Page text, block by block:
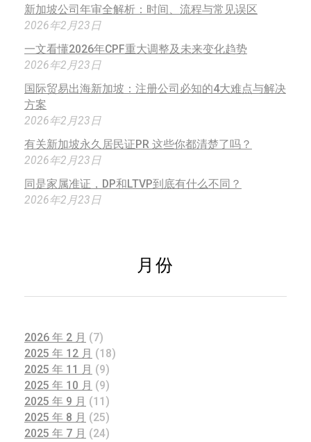
新加坡公司年审全解析：时间、流程与常见误区
2026年2月23日
一文看懂2026年CPF重大调整及未来变化趋势
2026年2月23日
国际贸易出海新加坡：注册公司必知的4大难点与解决
方案
2026年2月23日
有关新加坡永久居民证PR 这些你都清楚了吗？
2026年2月23日
同是家属准证，DP和LTVP到底有什么不同？
2026年2月23日
月份
2026 年 2 月 (7)
2025 年 12 月 (18)
2025 年 11 月 (9)
2025 年 10 月 (9)
2025 年 9 月 (11)
2025 年 8 月 (25)
2025 年 7 月 (24)